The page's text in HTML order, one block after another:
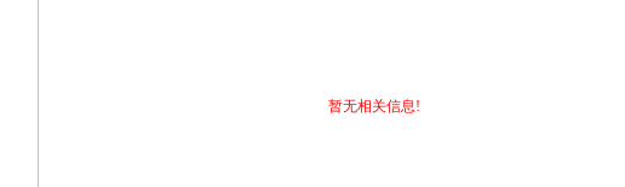
暂无相关信息!